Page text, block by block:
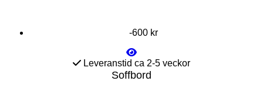
-600 kr
Leveranstid ca 2-5 veckor
Soffbord